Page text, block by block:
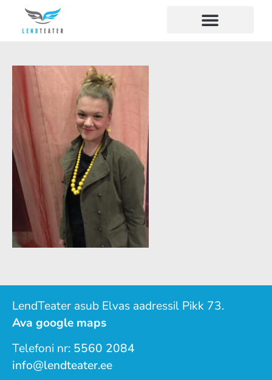
LendTeater asub Elvas aadressil Pikk 73.
Ava google maps
Telefoni nr: 5560 2084
info@lendteater.ee